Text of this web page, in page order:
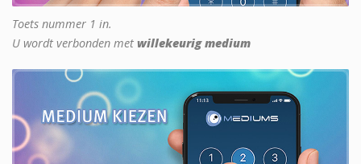
Toets nummer 1 in.
U wordt verbonden met willekeurig medium